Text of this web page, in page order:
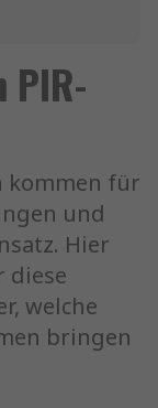
PIR-
kommen für
und
Hier
diese
welche
bringen